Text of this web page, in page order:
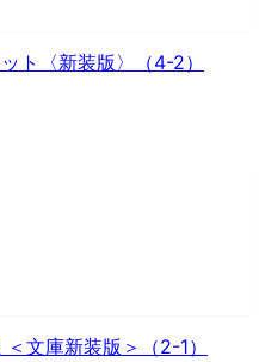
ト〈新装版〉（4-2）
文庫新装版＞（2-1）